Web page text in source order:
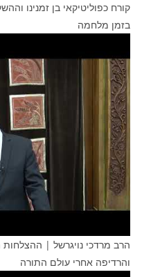
קורח כפוליטיקאי בן זמנינו
בזמן מלחמה
הרב מרדכי נויגרשל |
והרדיפה אחרי עולם התורה